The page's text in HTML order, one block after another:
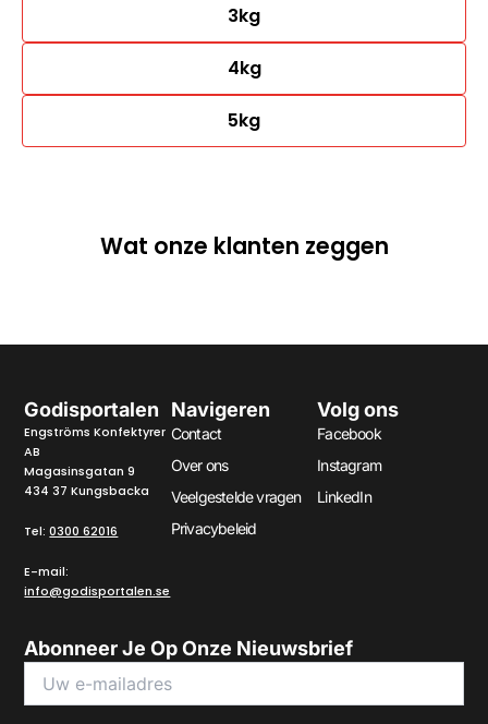
3kg
4kg
5kg
Wat onze klanten zeggen
Godisportalen
Engströms Konfektyrer
AB
Magasinsgatan 9
434 37 Kungsbacka
Tel:0300 62016
E-mail:
info@godisportalen.se
Navigeren
Contact
Over ons
Veelgestelde vragen
Privacybeleid
Volg ons
Facebook
Instagram
LinkedIn
Abonneer Je Op Onze Nieuwsbrief